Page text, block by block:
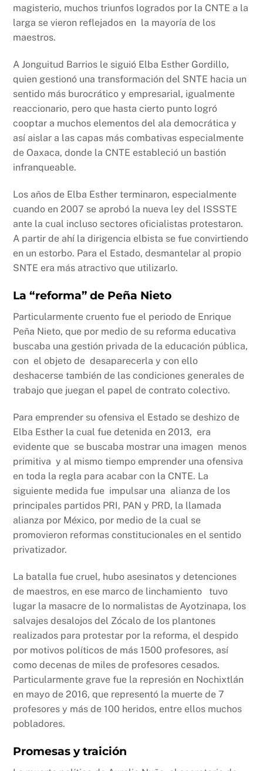
magisterio, muchos triunfos logrados por la CNTE a la
larga se vieron reflejados en la mayoría de los
maestros.
A Jonguitud Barrios le siguió Elba Esther Gordillo,
quien gestionó una transformación del SNTE hacia un
sentido más burocrático y empresarial, igualmente
reaccionario, pero que hasta cierto punto logró
cooptar a muchos elementos del ala democrática y
así aislar a las capas más combativas especialmente
de Oaxaca, donde la CNTE estableció un bastión
infranqueable.
Los años de Elba Esther terminaron, especialmente
cuando en 2007 se aprobó la nueva ley del ISSSTE
ante la cual incluso sectores oficialistas protestaron.
A partir de ahí la dirigencia elbista se fue convirtiendo
en un estorbo. Para el Estado, desmantelar al propio
SNTE era más atractivo que utilizarlo.
La “reforma” de Peña Nieto
Particularmente cruento fue el periodo de Enrique
Peña Nieto, que por medio de su reforma educativa
buscaba una gestión privada de la educación pública,
con el objeto de desaparecerla y con ello
deshacerse también de las condiciones generales de
trabajo que juegan el papel de contrato colectivo.
Para emprender su ofensiva el Estado se deshizo de
Elba Esther la cual fue detenida en 2013, era
evidente que se buscaba mostrar una imagen menos
primitiva y al mismo tiempo emprender una ofensiva
en toda la regla para acabar con la CNTE. La
siguiente medida fue impulsar una alianza de los
principales partidos PRI, PAN y PRD, la llamada
alianza por México, por medio de la cual se
promovieron reformas constitucionales en el sentido
privatizador.
La batalla fue cruel, hubo asesinatos y detenciones
de maestros, en ese marco de linchamiento tuvo
lugar la masacre de lo normalistas de Ayotzinapa, los
salvajes desalojos del Zócalo de los plantones
realizados para protestar por la reforma, el despido
por motivos políticos de más 1500 profesores, así
como decenas de miles de profesores cesados.
Particularmente grave fue la represión en Nochixtlán
en mayo de 2016, que representó la muerte de 7
profesores y más de 100 heridos, entre ellos muchos
pobladores.
Promesas y traición